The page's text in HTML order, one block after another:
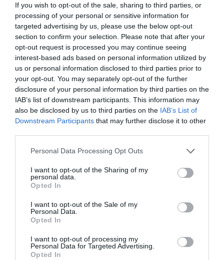
If you wish to opt-out of the sale, sharing to third parties, or
processing of your personal or sensitive information for
targeted advertising by us, please use the below opt-out
section to confirm your selection. Please note that after your
opt-out request is processed you may continue seeing
interest-based ads based on personal information utilized by
us or personal information disclosed to third parties prior to
your opt-out. You may separately opt-out of the further
disclosure of your personal information by third parties on the
IAB’s list of downstream participants. This information may
also be disclosed by us to third parties on the IAB’s List of
Downstream Participants that may further disclose it to other
Please note that this website/app uses one or more Google
not limited to your visit or usage behaviour. You may click to
grant or deny consent to Google and its third-party tags to
use your data for below specified purposes in below Google
consent section.
Personal Data Processing Opt Outs
I want to opt-out of the Sharing of my
personal data.
Opted In
I want to opt-out of the Sale of my
Personal Data.
Opted In
I want to opt-out of processing my
Personal Data for Targeted Advertising.
Opted In
θα αρχίσουμε νομικές αντιδικίες για χάρη ενός
“προμηθευτή” λάσπης…
Μάθε να μην προσβάλεις αυτόν που σε
φιλοξενεί στο σάιτ του. Διαφορετικά στο σάιτ
της Ζωής σου…
ΑΠΆΝΤΗΣΗ
Ο/ΗΠρομηθευτής
23/02/2022 στις 14:54
Ο Θωμάς δεν πρέπει να μιλά γιατι άφησε το
Δημο υδρουσας με ένα εκατομμύριο χρέη…
Ο Θωωμάς είναι από τους λίγους που μπορεί
να μιλά. Εσείς όχι. Εσείς που μιλάτε
Ξέρετε πως ο Δήμος Χώρας είχε 1.2